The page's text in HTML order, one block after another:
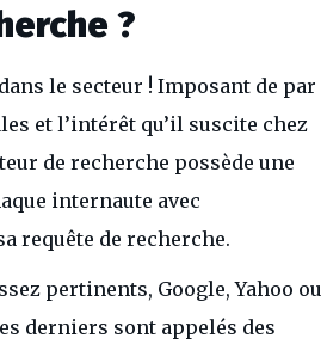
?
le secteur ! Imposant de par
et l’intérêt qu’il suscite chez
de recherche possède une
internaute avec
requête de recherche.
pertinents, Google, Yahoo ou
derniers sont appelés des